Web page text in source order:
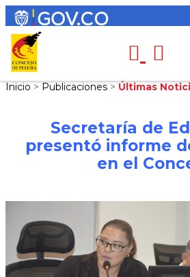
Inicio > Publicaciones > Últimas
Secretaría de
presentó informe
en el